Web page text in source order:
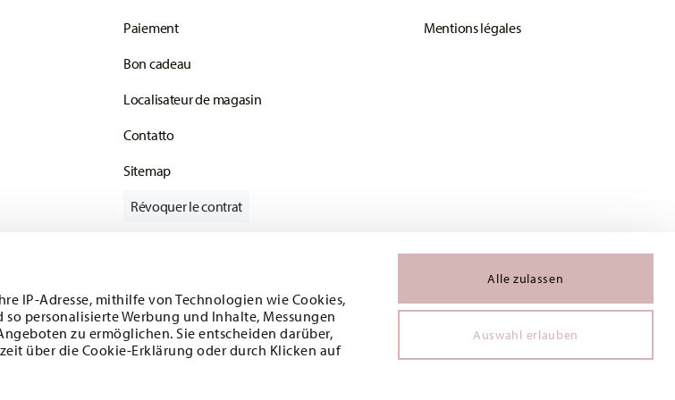
IP-Adresse, mithilfe von Technologien wie Cookies,
personalisierte Werbung und Inhalte, Messungen
zu ermöglichen. Sie entscheiden darüber,
über die Cookie-Erklärung oder durch Klicken auf
Alle zulassen
Auswahl erlauben
pouvez consulter lesPaiement
Bon cadeau
Localisateur de magasin
Contatto
Sitemap
Mentions légales
Révoquer le contrat
sur